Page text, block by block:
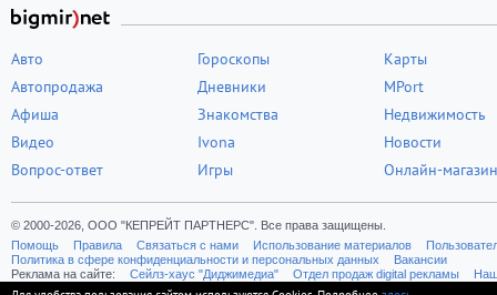
Авто
Автопродажа
Афиша
Видео
Вопрос-ответ
Гороскопы
Дневники
Знакомства
Ivona
Игры
Карты
MPort
Недвижимость
Новости
Онлайн-магазин
© 2000-2026, ООО "КЕПРЕЙТ ПАРТНЕРС". Все права защищены.
Помощь
Правила Связаться с нами Использование материалов
Политика в сфере конфиденциальности и персональных данных
Вакансии
Реклама на сайте:
Cейлз-хаус "Диджимедиа" Отдел продаж digital рекламы